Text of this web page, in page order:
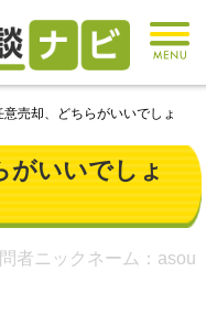
意売却、どちらがいいでしょ
がいいでしょ
者ニックネーム：asou